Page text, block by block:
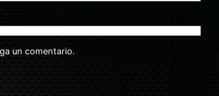
un comentario.